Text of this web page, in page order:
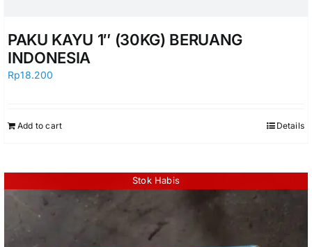
PAKU KAYU 1″ (30KG) BERUANG
INDONESIA
Rp18.200
Add to cart Details
Stok Habis